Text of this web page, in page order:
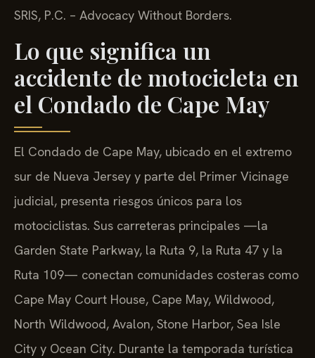
SRIS, P.C. – Advocacy Without Borders.
Lo que significa un
accidente de motocicleta en
el Condado de Cape May
El Condado de Cape May, ubicado en el extremo
sur de Nueva Jersey y parte del Primer Vicinage
judicial, presenta riesgos únicos para los
motociclistas. Sus carreteras principales —la
Garden State Parkway, la Ruta 9, la Ruta 47 y la
Ruta 109— conectan comunidades costeras como
Cape May Court House, Cape May, Wildwood,
North Wildwood, Avalon, Stone Harbor, Sea Isle
City y Ocean City. Durante la temporada turística